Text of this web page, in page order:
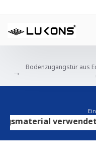
Bodenzugangstür aus
verwendet